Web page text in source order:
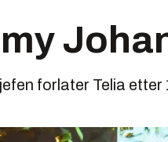
forlater Telia etter